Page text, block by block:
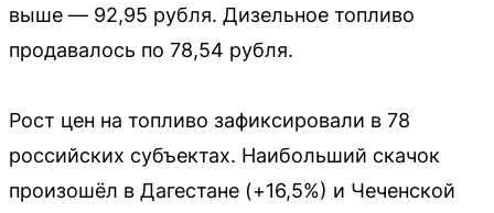
выше — 92,95 рубля. Дизельное топливо
продавалось по 78,54 рубля.
Рост цен на топливо зафиксировали в 78
российских субъектах. Наибольший скачок
произошёл в Дагестане (+16,5%) и Чеченской